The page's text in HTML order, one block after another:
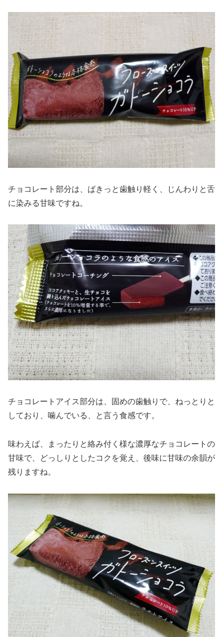
チョコレート部分は、ぱきっと歯触り軽く、じんわりと舌
に染みる甘味ですね。
チョコレートアイス部分は、固めの歯触りで、ねっとりと
しており、噛んでいる、と言う食感です。
味わえば、まったりと絡み付く様な濃厚なチョコレートの
甘味で、どっしりとしたコクを覚え、後味に甘味の余韻が
残りますね。